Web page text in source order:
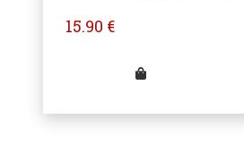
15.90 €